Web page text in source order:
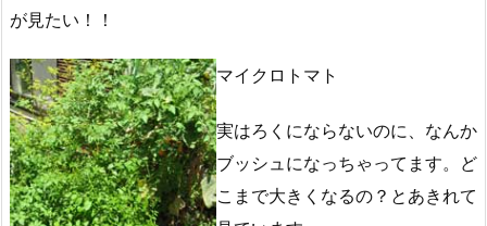
が見たい！！
マイクロトマト
実はろくにならないのに、なんか
ブッシュになっちゃってます。ど
こまで大きくなるの？とあきれて